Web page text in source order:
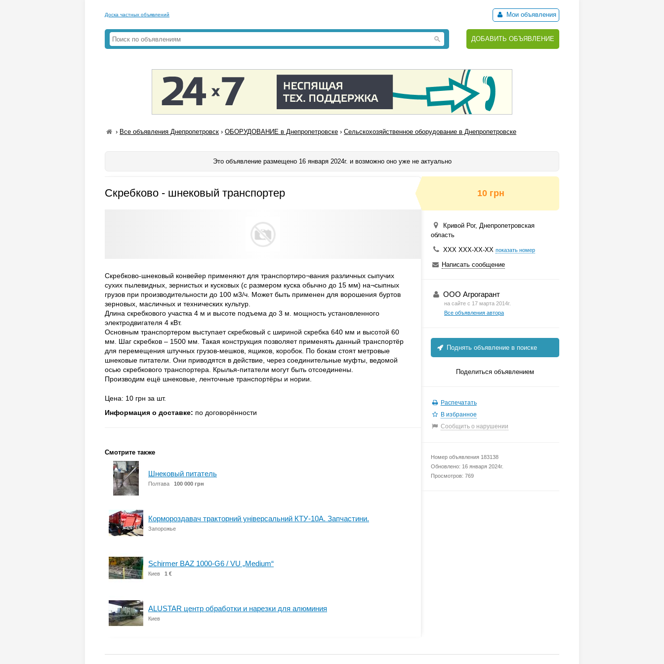
Доска частных объявлений Мои объявления
ДОБАВИТЬ ОБЪЯВЛЕНИЕ
› Все объявления Днепропетровск ›ОБОРУДОВАНИЕ в Днепропетровске ›Сельскохозяйственное оборудование в Днепропетровске
Это объявление размещено 16 января 2024г. и возможно оно уже не актуально
Скребково - шнековый транспортер
Скребково-шнековый конвейер применяют для транспортиро¬вания различных сыпучих
сухих пылевидных, зернистых и кусковых (с размером куска обычно до 15 мм) на¬сыпных
грузов при производительности до 100 м3/ч. Может быть применен для ворошения буртов
зерновых, масличных и технических культур.
Длина скребкового участка 4 м и высоте подъема до 3 м. мощность установленного
электродвигателя 4 кВт.
Основным транспортером выступает скребковый с шириной скребка 640 мм и высотой 60
мм. Шаг скребков – 1500 мм. Такая конструкция позволяет применять данный транспортёр
для перемещения штучных грузов-мешков, ящиков, коробок. По бокам стоят метровые
шнековые питатели. Они приводятся в действие, через соединительные муфты, ведомой
осью скребкового транспортера. Крылья-питатели могут быть отсоединены.
Производим ещё шнековые, ленточные транспортёры и нории.
Цена: 10 грн за шт.
Информация о доставке: по договорённости
Смотрите также
Шнековый питатель
Полтава 100 000 грн
Кормороздавач тракторний універсальний КТУ-10А. Запчастини.
Запорожье
Schirmer BAZ 1000-G6 / VU „Medium“
Киев 1 €
ALUSTAR центр обработки и нарезки для алюминия
Киев
10 грн
Кривой Рог, Днепропетровская
область
ХХХ ХХХ-ХХ-ХХ показать номер
Написать сообщение
ООО Агрогарант
на сайте с 17 марта 2014г.
Все объявления автора
Поднять объявление в поиске
Поделиться объявлением
Распечатать
В избранное
Сообщить о нарушении
Номер объявления 183138
Обновлено: 16 января 2024г.
Просмотров: 769